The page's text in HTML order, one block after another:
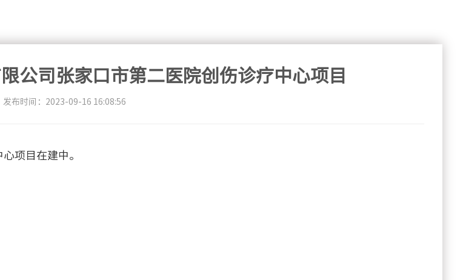
公司张家口市第二医院创伤诊疗中心项目
发布时间：2023-09-16 16:08:56
项目在建中。